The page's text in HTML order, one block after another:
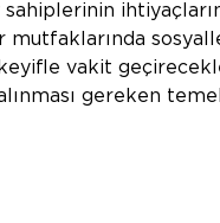
mutfaklarında
vakit
gereken